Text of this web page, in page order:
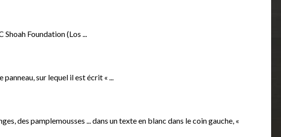
Foundation (Los ...
sur lequel il est écrit « ...
des pamplemousses ... dans un texte en blanc dans le coin gauche, «